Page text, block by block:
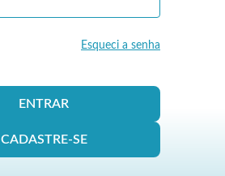
Esqueci a senha
ENTRAR
CADASTRE-SE